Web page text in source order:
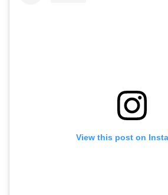
View this post on